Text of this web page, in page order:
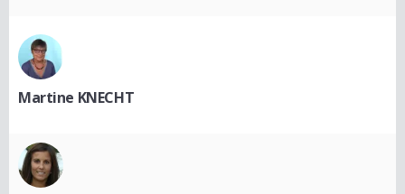
Martine KNECHT